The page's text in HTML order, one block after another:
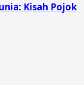
Kisah Pojok